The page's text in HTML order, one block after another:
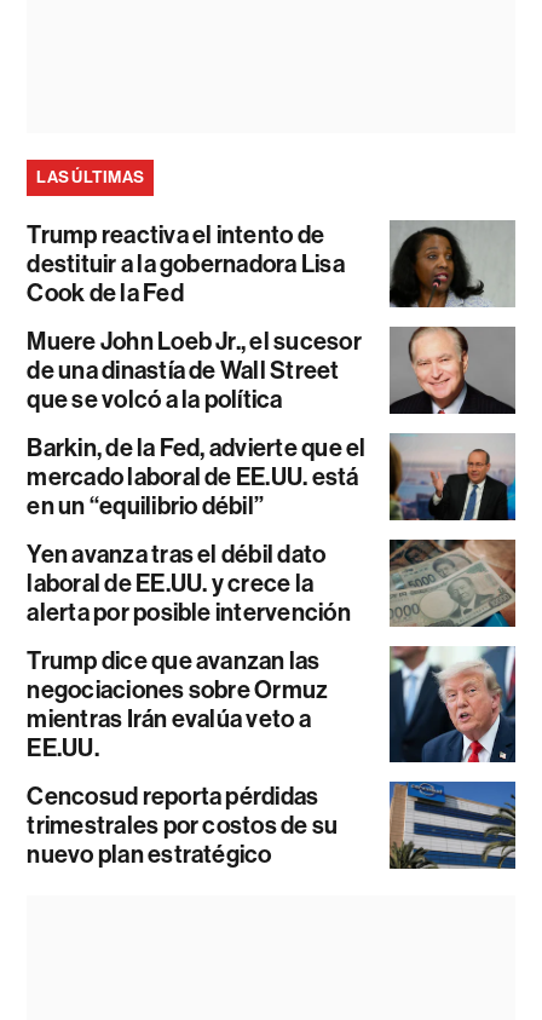
LAS ÚLTIMAS
Trump reactiva el intento de
destituir a la gobernadora Lisa
Cook de la Fed
Muere John Loeb Jr., el sucesor
de una dinastía de Wall Street
que se volcó a la política
Barkin, de la Fed, advierte que el
mercado laboral de EE.UU. está
en un “equilibrio débil”
Yen avanza tras el débil dato
laboral de EE.UU. y crece la
alerta por posible intervención
Trump dice que avanzan las
negociaciones sobre Ormuz
mientras Irán evalúa veto a
EE.UU.
Cencosud reporta pérdidas
trimestrales por costos de su
nuevo plan estratégico